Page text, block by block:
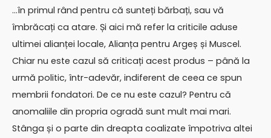
…în primul rând pentru că sunteți bărbați, sau vă
îmbrăcați ca atare. Și aici mă refer la criticile aduse
ultimei alianței locale, Alianța pentru Argeș și Muscel.
Chiar nu este cazul să criticați acest produs – până la
urmă politic, într-adevăr, indiferent de ceea ce spun
membrii fondatori. De ce nu este cazul? Pentru că
anomaliile din propria ogradă sunt mult mai mari.
Stânga și o parte din dreapta coalizate împotriva altei